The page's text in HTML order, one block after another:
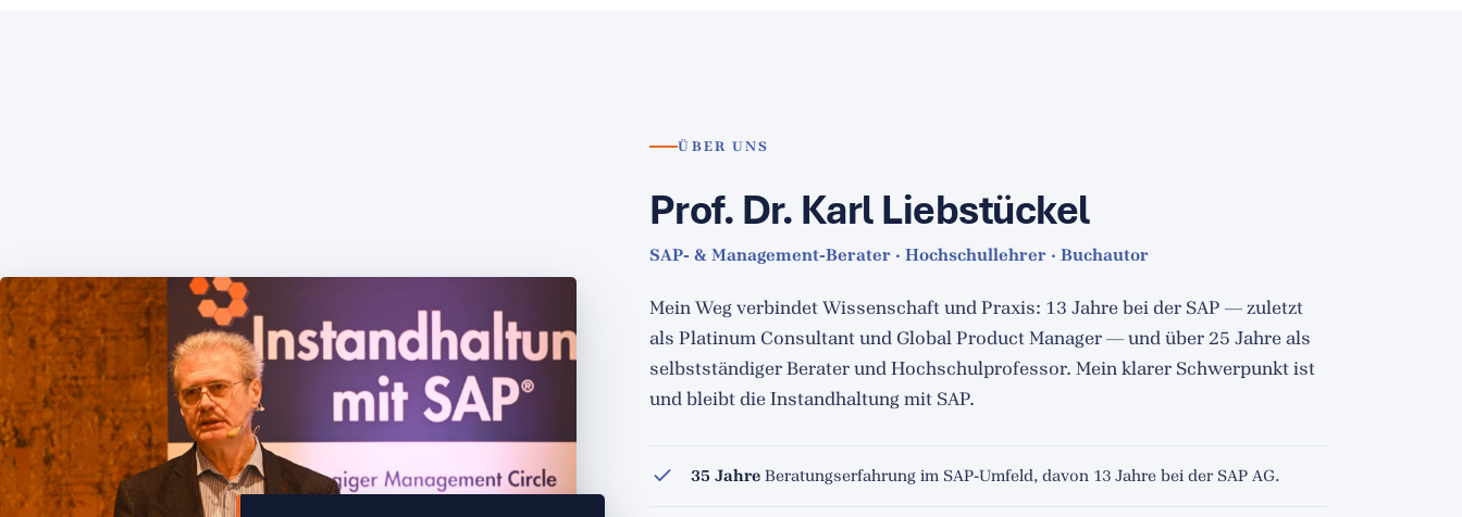
ÜBER UNS
Prof. Dr. Karl Liebstückel
SAP- & Management-Berater · Hochschullehrer · Buchautor
Mein Weg verbindet Wissenschaft und Praxis: 13 Jahre bei der SAP — zuletzt
als Platinum Consultant und Global Product Manager — und über 25 Jahre als
selbstständiger Berater und Hochschulprofessor. Mein klarer Schwerpunkt ist
und bleibt die Instandhaltung mit SAP.
35 Jahre Beratungserfahrung im SAP-Umfeld, davon 13 Jahre bei der SAP AG.